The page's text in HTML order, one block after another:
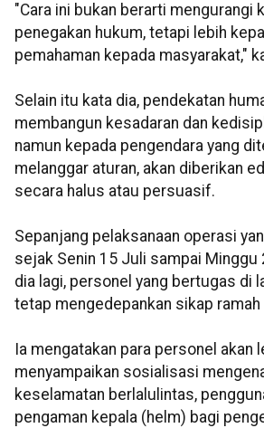
"Cara ini bukan berarti mengurangi
penegakan hukum, tetapi lebih
pemahaman kepada masyarakat,"
Selain itu kata dia, pendekatan
membangun kesadaran dan
namun kepada pengendara yang
melanggar aturan, akan diberikan
secara halus atau persuasif.
Sepanjang pelaksanaan operasi
sejak Senin 15 Juli sampai Minggu
dia lagi, personel yang bertugas di
tetap mengedepankan sikap
Ia mengatakan para personel akan
menyampaikan sosialisasi
keselamatan berlalulintas,
pengaman kepala (helm) bagi